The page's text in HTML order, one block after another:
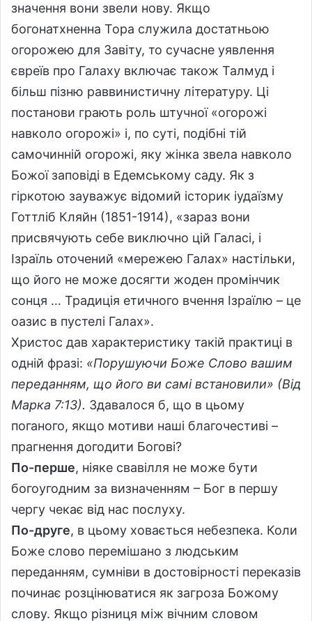
значення вони звели нову. Якщо
богонатхненна Тора служила достатньою
огорожею для Завіту, то сучасне уявлення
євреїв про Галаху включає також Талмуд і
більш пізню раввинистичну літературу. Ці
постанови грають роль штучної «огорожі
навколо огорожі» і, по суті, подібні тій
самочинній огорожі, яку жінка звела навколо
Божої заповіді в Едемському саду. Як з
гіркотою зауважує відомий історик іудаїзму
Готтліб Кляйн (1851-1914), «зараз вони
присвячують себе виключно цій Галасі, і
Ізраїль оточений «мережею Галах» настільки,
що його не може досягти жоден промінчик
сонця … Традиція етичного вчення Ізраїлю – це
оазис в пустелі Галах».
Христос дав характеристику такій практиці в
одній фразі: «Порушуючи Боже Слово вашим
переданням, що його ви самі встановили» (Від
Марка 7:13). Здавалося б, що в цьому
поганого, якщо мотиви наші благочестиві –
прагнення догодити Богові?
По-перше, ніяке свавілля не може бути
богоугодним за визначенням – Бог в першу
чергу чекає від нас послуху.
По-друге, в цьому ховається небезпека. Коли
Боже слово перемішано з людським
переданням, сумніви в достовірності переказів
починає розцінюватися як загроза Божому
слову. Якщо різниця між вічним словом